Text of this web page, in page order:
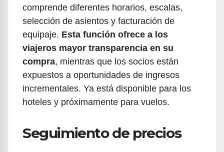
comprende diferentes horarios, escalas,
selección de asientos y facturación de
equipaje. Esta función ofrece a los
viajeros mayor transparencia en su
compra, mientras que los socios están
expuestos a oportunidades de ingresos
incrementales. Ya está disponible para los
hoteles y próximamente para vuelos.
Seguimiento de precios